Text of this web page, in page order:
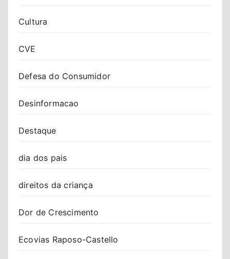
Cultura
CVE
Defesa do Consumidor
Desinformacao
Destaque
dia dos pais
direitos da criança
Dor de Crescimento
Ecovias Raposo-Castello